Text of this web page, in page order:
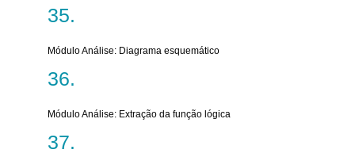
Módulo Análise: Diagrama esquemático
Módulo Análise: Extração da função lógica